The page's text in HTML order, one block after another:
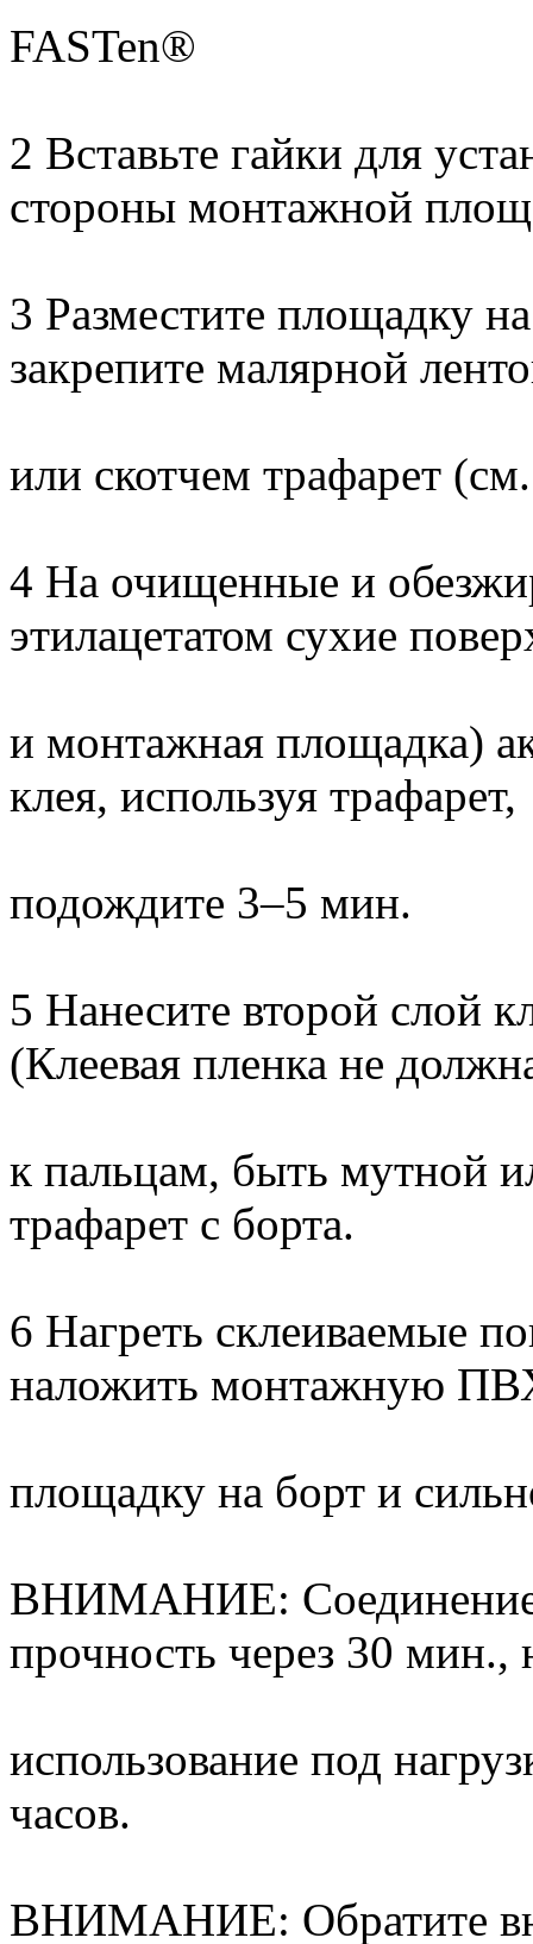
FASTen®
2 Вставьте гайки для
стороны монтажной
3 Разместите площадку
закрепите малярной
или скотчем трафарет
4 На очищенные и
этилацетатом сухие
и монтажная площадка)
клея, используя трафарет,
подождите 3–5 мин.
5 Нанесите второй слой
(Клеевая пленка не
к пальцам, быть мутной
трафарет с борта.
6 Нагреть склеиваемые
наложить монтажную
площадку на борт и
ВНИМАНИЕ: Соединение
прочность через 30 мин.,
использование под
часов.
ВНИМАНИЕ: Обратите